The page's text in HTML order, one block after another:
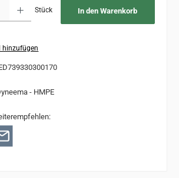
Stück In den Warenkorb
hinzufügen
- HMPE